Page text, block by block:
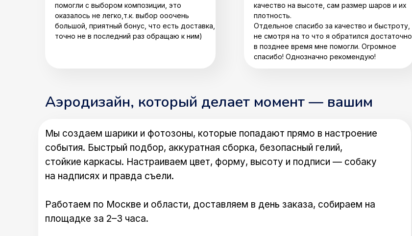
помогли с выбором композиции, это
оказалось не легко,т.к. выбор ооочень
большой, приятный бонус, что есть доставка,
точно не в последний раз обращаю к ним)
качество на высоте, сам размер шаров и их
плотность.
Отдельное спасибо за качество и быстроту,
не смотря на то что я обратился достаточно
в позднее время мне помогли. Огромное
спасибо! Однозначно рекомендую!
Аэродизайн, который делает момент — вашим
Мы создаем шарики и фотозоны, которые попадают прямо в настроение
события. Быстрый подбор, аккуратная сборка, безопасный гелий,
стойкие каркасы. Настраиваем цвет, форму, высоту и подписи — собаку
на надписях и правда съели.
Работаем по Москве и области, доставляем в день заказа, собираем на
площадке за 2–3 часа.